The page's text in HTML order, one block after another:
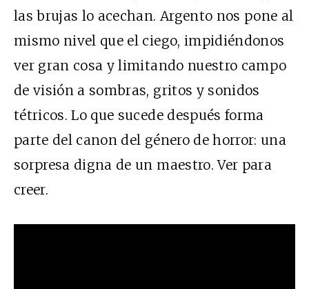
las brujas lo acechan. Argento nos pone al
mismo nivel que el ciego, impidiéndonos
ver gran cosa y limitando nuestro campo
de visión a sombras, gritos y sonidos
tétricos. Lo que sucede después forma
parte del canon del género de horror: una
sorpresa digna de un maestro. Ver para
creer.